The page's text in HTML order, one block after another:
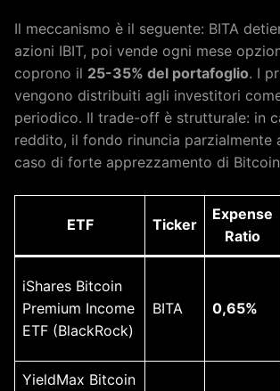
Il meccanismo è il seguente: BITA
azioni IBIT, poi vende ogni mese
coprono il 25-35% del portafoglio. I
vengono distribuiti agli investitori
periodico. Il trade-off è strutturale: in
reddito, il fondo rinuncia parzialmente
caso di forte apprezzamento di
ETF Ticker
Expense
Ratio
iShares Bitcoin
Premium Income
ETF (BlackRock)
BITA 0,65%
YieldMax Bitcoin